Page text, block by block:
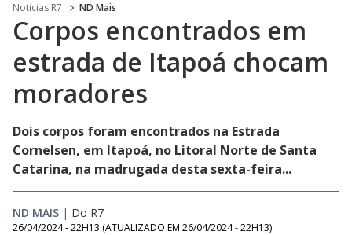
Noticias R7 ND Mais
Corpos encontrados em
estrada de Itapoá chocam
moradores
Dois corpos foram encontrados na Estrada
Cornelsen, em Itapoá, no Litoral Norte de Santa
Catarina, na madrugada desta sexta-feira...
ND MAIS | Do R7
26/04/2024 - 22H13 (ATUALIZADO EM 26/04/2024 - 22H13)